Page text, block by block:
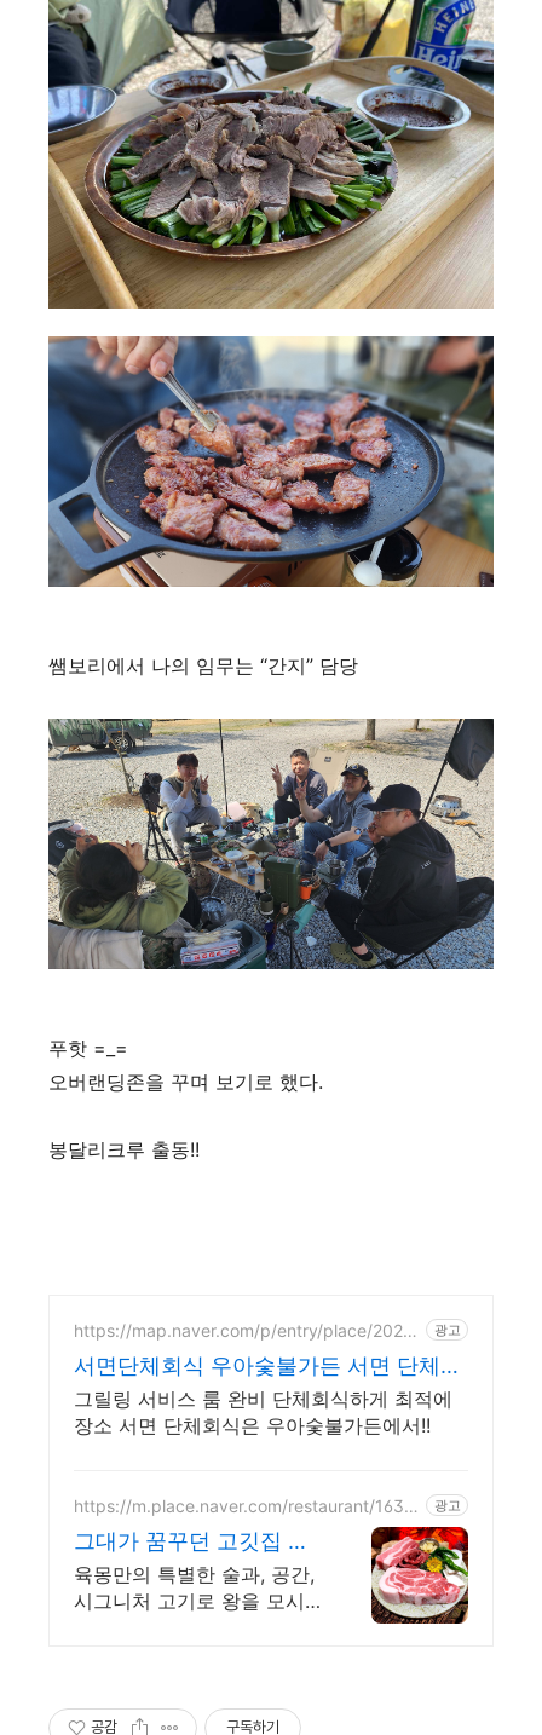
쌤보리에서 나의 임무는 “간지” 담당
푸핫 =_=
오버랜딩존을 꾸며 보기로 했다.
봉달리크루 출동!!
https://map.naver.com/p/entry/place/20297
광고
서면단체회식 우아숯불가든 서면 단체회
식으로 최적에장소
그릴링 서비스 룸 완비 단체회식하게 최적에
장소 서면 단체회식은 우아숯불가든에서!!
https://m.place.naver.com/restaurant/1639
광고
그대가 꿈꾸던 고깃집 육
몽
육몽만의 특별한 술과, 공간,
시그니처 고기로 왕을 모시
공감 구독하기